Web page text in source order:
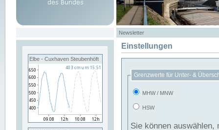
Newsletter
Elbe - Cuxhaven Steubenhöft
Einstellungen
Grenzwerte für Unter- &
MHW / MNW
HSW
Sie können